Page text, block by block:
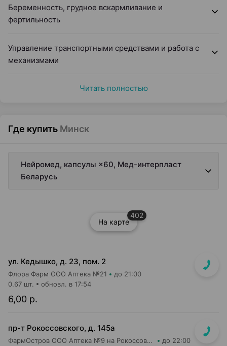
Беременность, грудное вскармливание и
фертильность
Управление транспортными средствами и работа с
механизмами
Читать полностью
Где купить Минск
Нейромед, капсулы ×60, Мед-интерпласт
Беларусь
На карте
402
ул. Кедышко, д. 23, пом. 2
Флора Фарм ООО Аптека №21 до 21:00
6,00 р.
0.67 шт. обновл. в 17:54
пр-т Рокоссовского, д. 145а
ФармОстров ООО Аптека №9 на Рокоссовского до 22:00